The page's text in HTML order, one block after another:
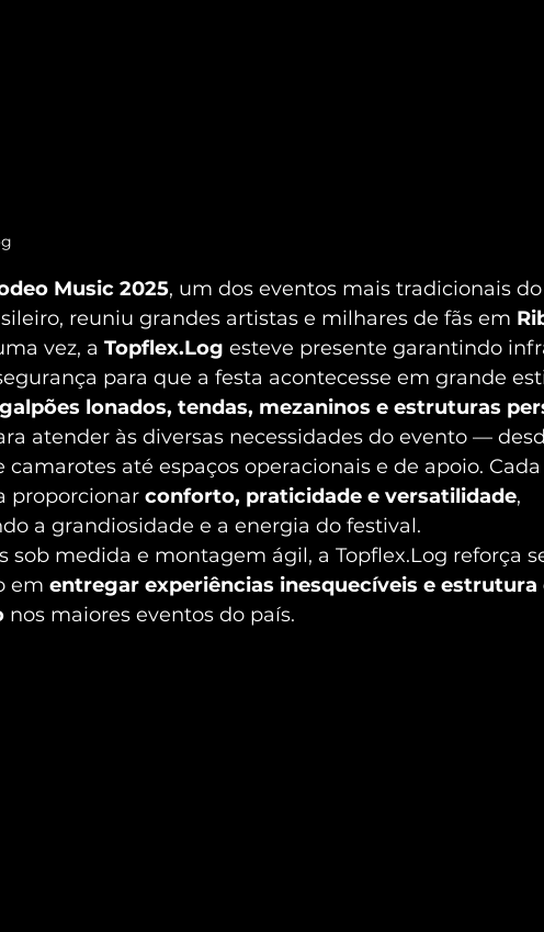
Music 2025, um dos eventos mais tradicionais
reuniu grandes artistas e milhares de fãs em
vez, a Topflex.Log esteve presente garantindo
para que a festa acontecesse em grande
galpões lonados, tendas, mezaninos e estruturas
atender às diversas necessidades do evento —
camarotes até espaços operacionais e de apoio.
proporcionar conforto, praticidade e versatilidade,
a grandiosidade e a energia do festival.
sob medida e montagem ágil, a Topflex.Log reforça
em entregar experiências inesquecíveis e estrutura
nos maiores eventos do país.